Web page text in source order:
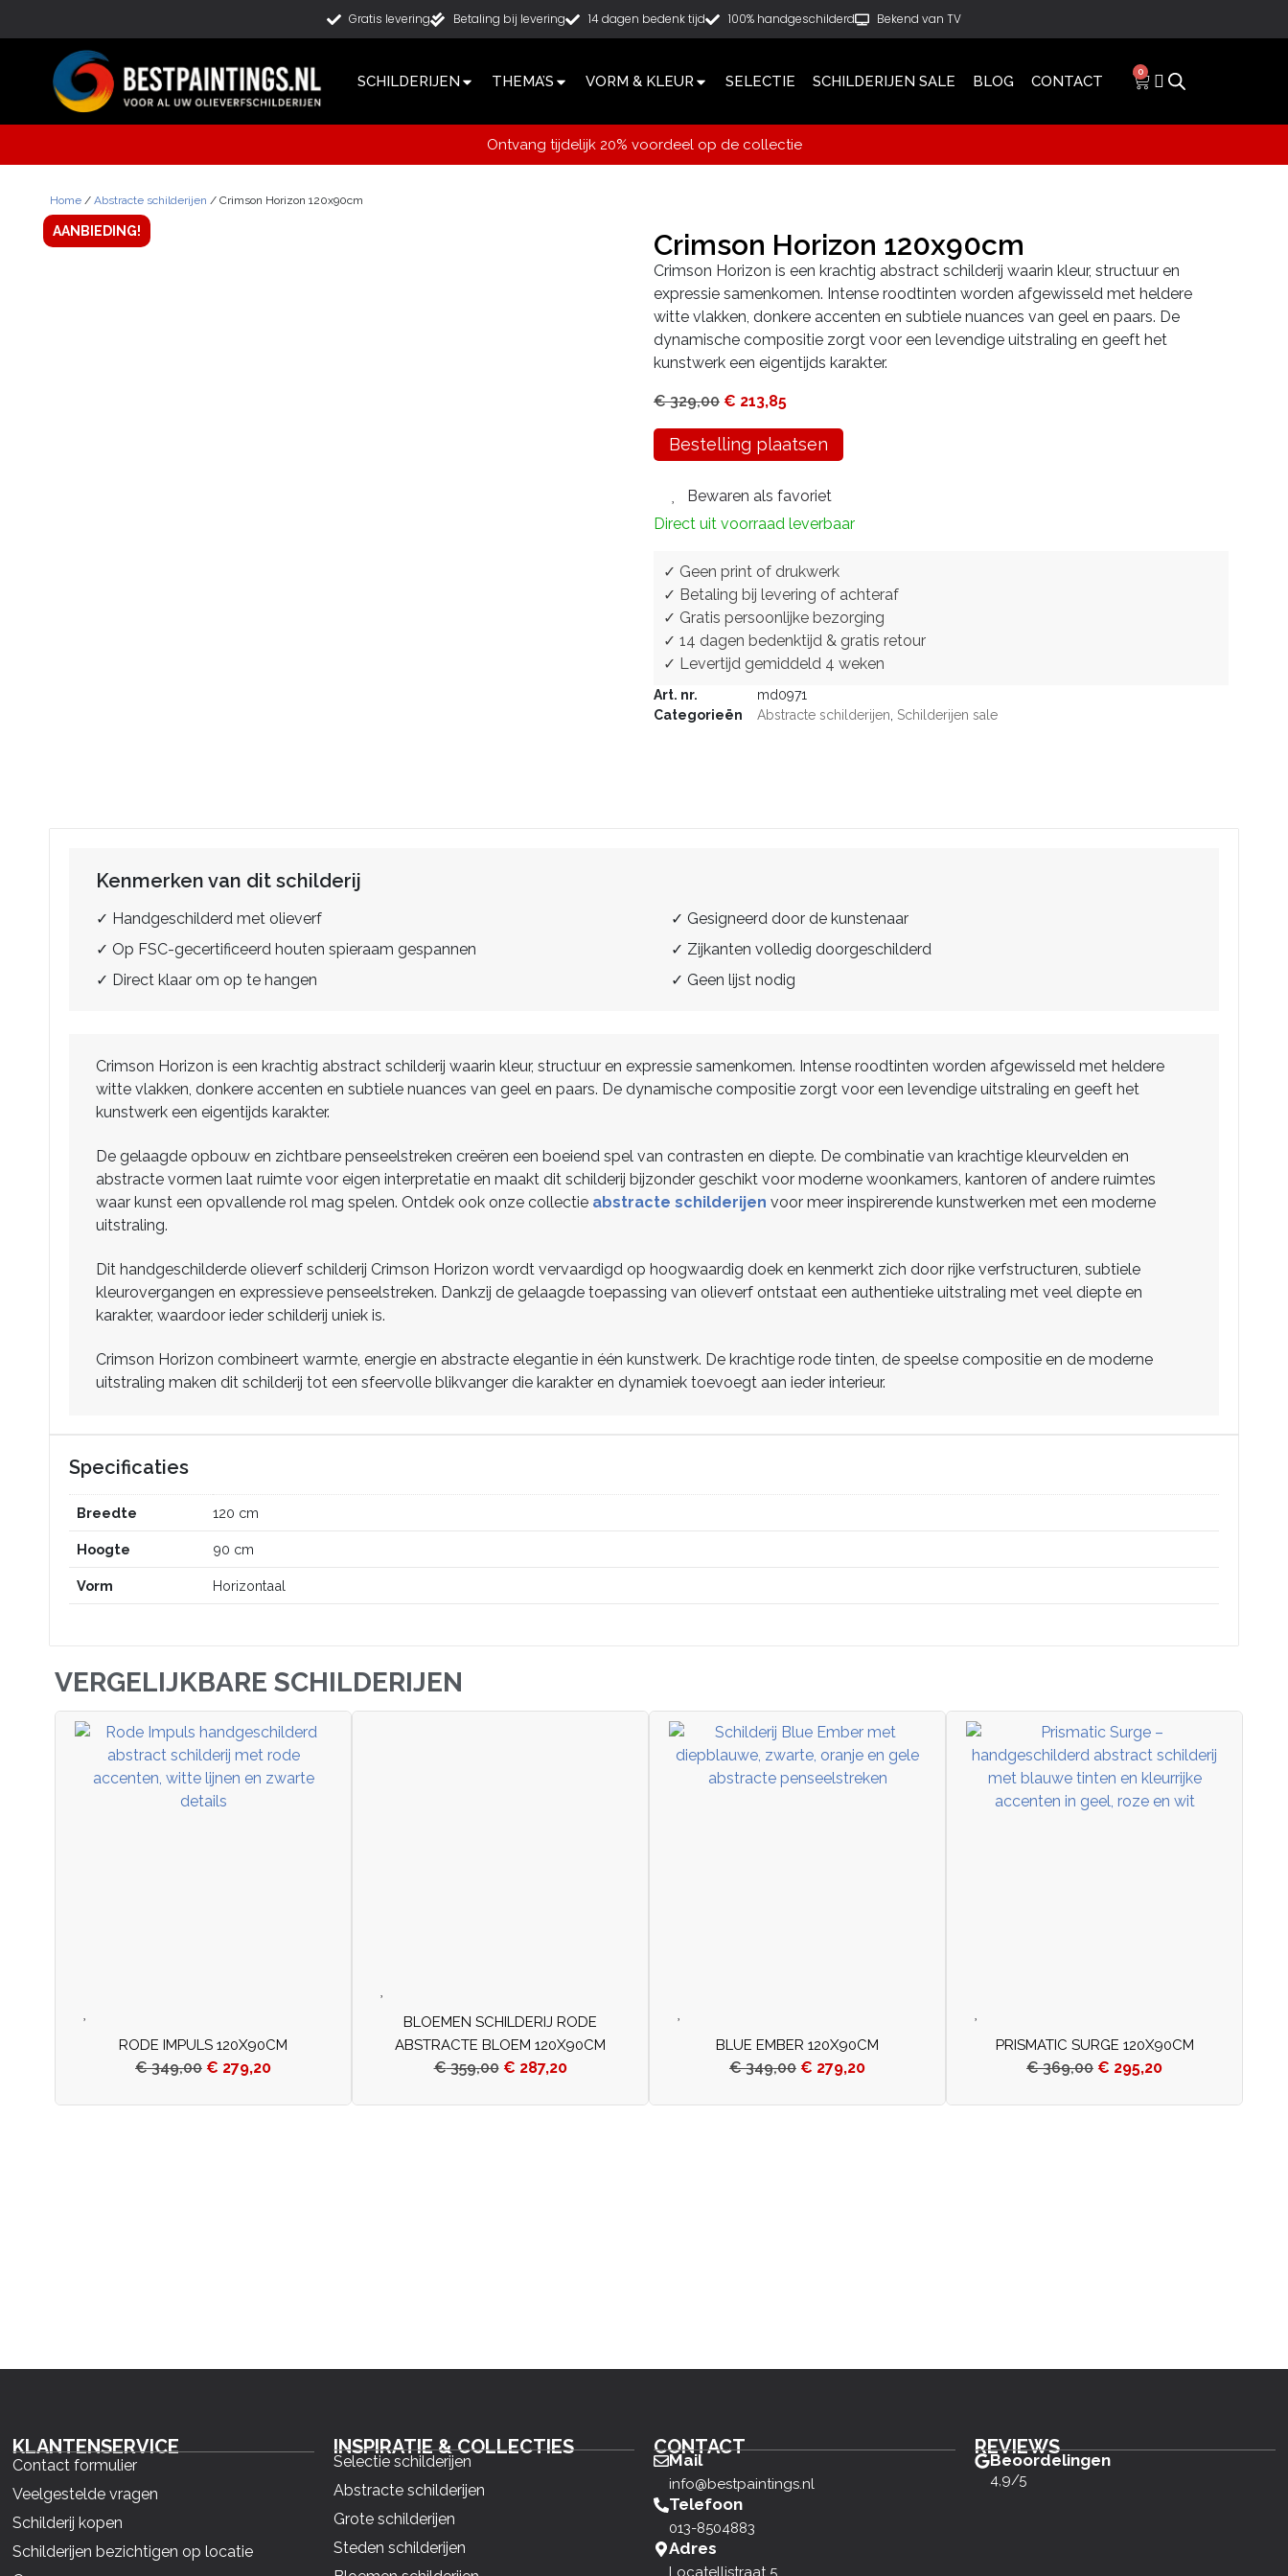
Gratis levering Betaling bij levering 14 dagen bedenk tijd 100% handgeschilderd Bekend van TV
SCHILDERIJEN THEMA’S VORM & KLEUR SELECTIE SCHILDERIJEN SALE BLOG CONTACT
0
Ontvang tijdelijk 20% voordeel op de collectie
Home / Abstracte schilderijen / Crimson Horizon 120x90cm
AANBIEDING! Crimson Horizon 120x90cm
Crimson Horizon is een krachtig abstract schilderij waarin kleur, structuur en
expressie samenkomen. Intense roodtinten worden afgewisseld met heldere
witte vlakken, donkere accenten en subtiele nuances van geel en paars. De
dynamische compositie zorgt voor een levendige uitstraling en geeft het
kunstwerk een eigentijds karakter.
€329,00 € 213,85
Bestelling plaatsen
Bewaren als favoriet
Direct uit voorraad leverbaar
✓ Geen print of drukwerk
✓ Betaling bij levering of achteraf
✓ Gratis persoonlijke bezorging
✓ 14 dagen bedenktijd & gratis retour
✓ Levertijd gemiddeld 4 weken
Art. nr.
md0971
Categorieën
Abstracte schilderijen Schilderijen sale
Kenmerken van dit schilderij
✓ Handgeschilderd met olieverf
✓ Gesigneerd door de kunstenaar
✓ Op FSC-gecertificeerd houten spieraam gespannen
✓ Zijkanten volledig doorgeschilderd
✓ Direct klaar om op te hangen
✓ Geen lijst nodig
Crimson Horizon is een krachtig abstract schilderij waarin kleur, structuur en expressie samenkomen. Intense roodtinten worden afgewisseld met heldere
witte vlakken, donkere accenten en subtiele nuances van geel en paars. De dynamische compositie zorgt voor een levendige uitstraling en geeft het
kunstwerk een eigentijds karakter.
De gelaagde opbouw en zichtbare penseelstreken creëren een boeiend spel van contrasten en diepte. De combinatie van krachtige kleurvelden en
abstracte vormen laat ruimte voor eigen interpretatie en maakt dit schilderij bijzonder geschikt voor moderne woonkamers, kantoren of andere ruimtes
waar kunst een opvallende rol mag spelen. Ontdek ook onze collectie abstracte schilderijen voor meer inspirerende kunstwerken met een moderne
uitstraling.
Dit handgeschilderde olieverf schilderij Crimson Horizon wordt vervaardigd op hoogwaardig doek en kenmerkt zich door rijke verfstructuren, subtiele
kleurovergangen en expressieve penseelstreken. Dankzij de gelaagde toepassing van olieverf ontstaat een authentieke uitstraling met veel diepte en
karakter, waardoor ieder schilderij uniek is.
Crimson Horizon combineert warmte, energie en abstracte elegantie in één kunstwerk. De krachtige rode tinten, de speelse compositie en de moderne
uitstraling maken dit schilderij tot een sfeervolle blikvanger die karakter en dynamiek toevoegt aan ieder interieur.
Specificaties
Breedte 120 cm
Hoogte 90 cm
Vorm Horizontaal
VERGELIJKBARE SCHILDERIJEN
RODE IMPULS 120X90CM
€349,00 € 279,20
BLOEMEN SCHILDERIJ RODE
ABSTRACTE BLOEM 120X90CM
€359,00 € 287,20
BLUE EMBER 120X90CM
€349,00 € 279,20
PRISMATIC SURGE 120X90CM
€369,00 € 295,20
KLANTENSERVICE
Contact formulier
Veelgestelde vragen
Schilderij kopen
Schilderijen bezichtigen op locatie
INSPIRATIE & COLLECTIES
Selectie schilderijen
Abstracte schilderijen
Grote schilderijen
Steden schilderijen
CONTACT
Mail
info@bestpaintings.nl
Telefoon
013-8504883
Adres
Locatellistraat 5
REVIEWS
Beoordelingen
4,9/5